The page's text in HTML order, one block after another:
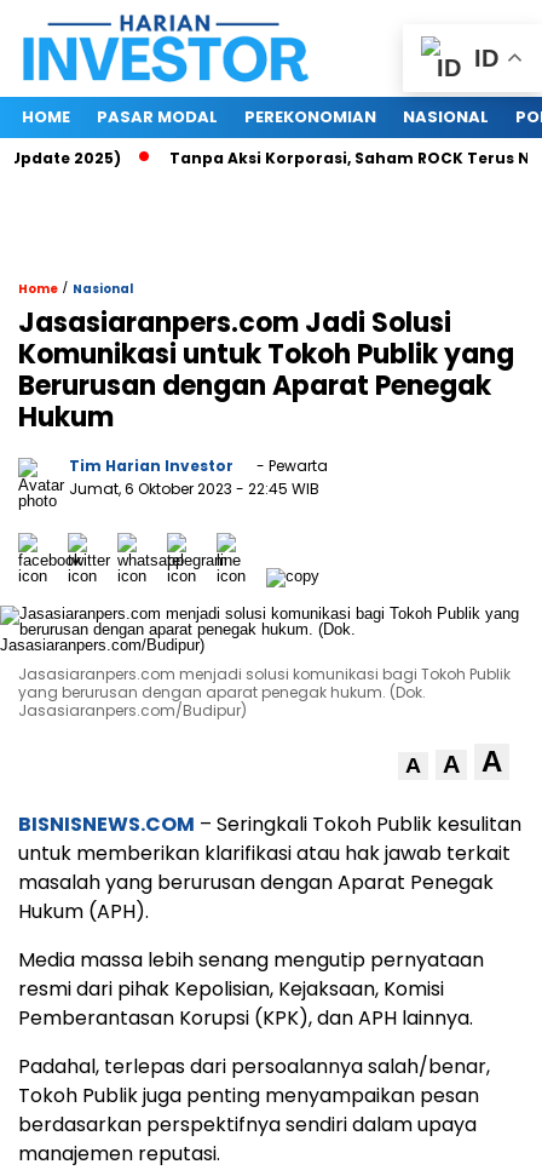
HOME PASAR MODAL PEREKONOMIAN NASIONAL
2025) Tanpa Aksi Korporasi, Saham ROCK Terus
Home / Nasional
Jasasiaranpers.com Jadi Solusi
Komunikasi untuk Tokoh Publik yang
Berurusan dengan Aparat Penegak
Hukum
Tim Harian Investor
- Pewarta
Jumat, 6 Oktober 2023 - 22:45 WIB
Jasasiaranpers.com menjadi solusi komunikasi bagi Tokoh Publik
yang berurusan dengan aparat penegak hukum. (Dok.
Jasasiaranpers.com/Budipur)
A A A
BISNISNEWS.COM – Seringkali Tokoh Publik kesulitan
untuk memberikan klarifikasi atau hak jawab terkait
masalah yang berurusan dengan Aparat Penegak
Hukum (APH).
Media massa lebih senang mengutip pernyataan
resmi dari pihak Kepolisian, Kejaksaan, Komisi
Pemberantasan Korupsi (KPK), dan APH lainnya.
Padahal, terlepas dari persoalannya salah/benar,
Tokoh Publik juga penting menyampaikan pesan
berdasarkan perspektifnya sendiri dalam upaya
manajemen reputasi.
ID